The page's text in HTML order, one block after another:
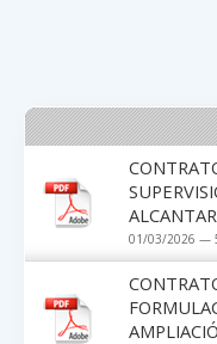
01/03/2026 —